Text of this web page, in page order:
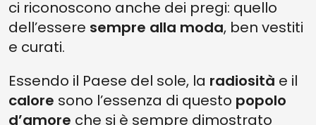
ci riconoscono anche dei pregi: quello
dell’essere sempre alla moda, ben vestiti
e curati.
Essendo il Paese del sole, la radiosità e il
calore sono l’essenza di questo popolo
d’amore che si è sempre dimostrato